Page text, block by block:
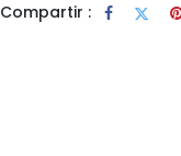
Compartir :